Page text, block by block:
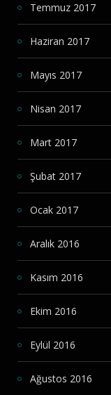
Temmuz 2017
Haziran 2017
Mayıs 2017
Nisan 2017
Mart 2017
Şubat 2017
Ocak 2017
Aralık 2016
Kasım 2016
Ekim 2016
Eylül 2016
Ağustos 2016